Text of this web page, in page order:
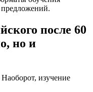
предложений.
после 60
но и
изучение